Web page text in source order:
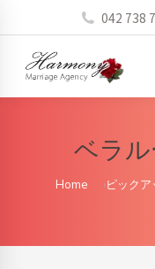
042 738
ベラ
You are here:
Home ピックア